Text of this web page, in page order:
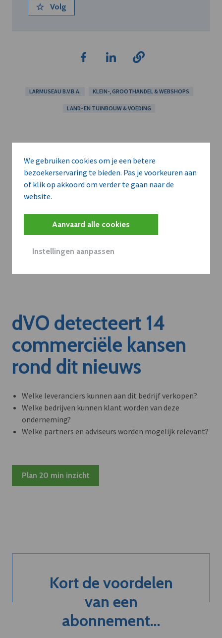
We gebruiken cookies om je een betere
bezoekerservaring te bieden. Pas je voorkeuren aan
of klik op akkoord om verder te gaan naar de
website.
Aanvaard alle cookies
Instellingen aanpassen
Volg
LARMUSEAU B.V.B.A. KLEIN-, GROOTHANDEL & WEBSHOPS
LAND- EN TUINBOUW & VOEDING
dVO detecteert 14
commerciële kansen
rond dit nieuws
Welke leveranciers kunnen aan dit bedrijf verkopen?
Welke bedrijven kunnen klant worden van deze
onderneming?
Welke partners en adviseurs worden mogelijk relevant?
Plan 20 min inzicht
Kort de voordelen
van een
abonnement...